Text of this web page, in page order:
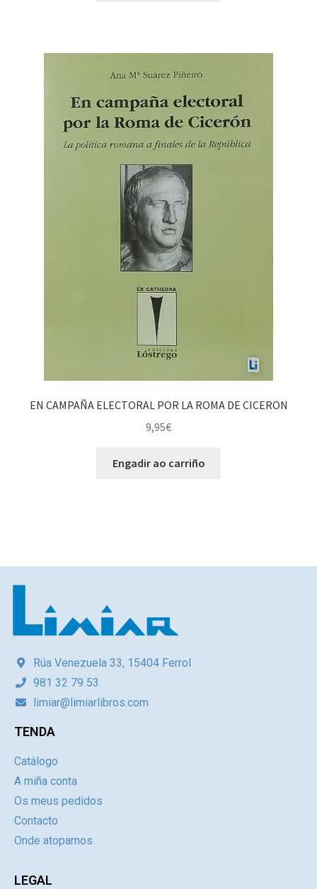
EN CAMPAÑA ELECTORAL POR LA ROMA DE CICERON
9,95€
Engadir ao carriño
Rúa Venezuela 33, 15404 Ferrol
981 32 79 53
limiar@limiarlibros.com
TENDA
Catálogo
A miña conta
Os meus pedidos
Contacto
Onde atoparnos
LEGAL